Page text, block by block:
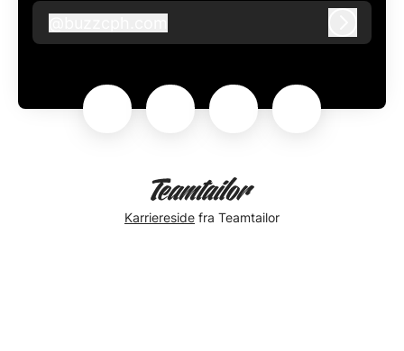
buzzcph.com
Karriereside fra Teamtailor